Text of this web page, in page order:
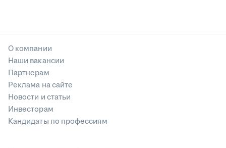
О компании
Наши вакансии
Партнерам
Реклама на сайте
Новости и статьи
Инвесторам
Кандидаты по профессиям